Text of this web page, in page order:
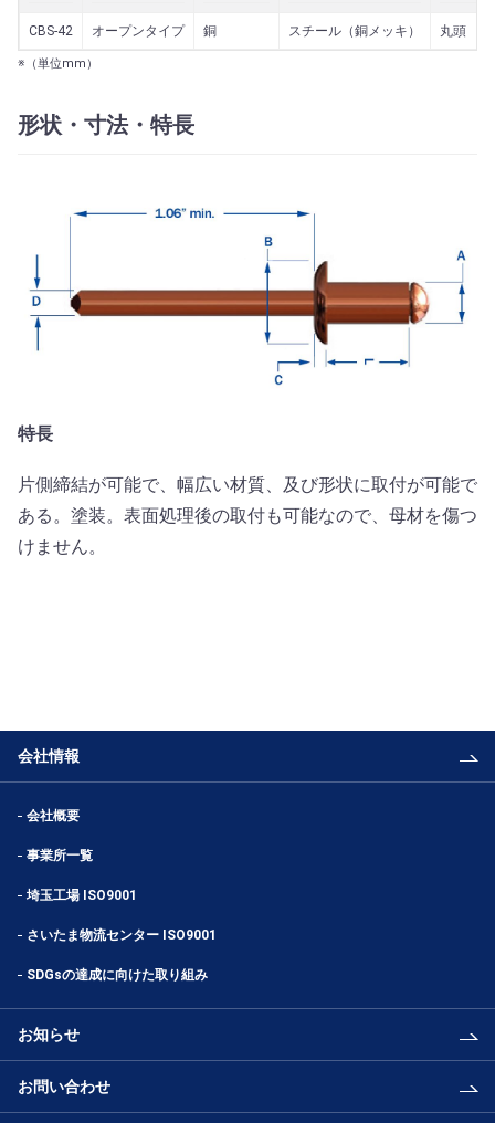
CBS-42 オープンタイプ 銅 スチール（銅メッキ） 丸頭
※（単位mm）
形状・寸法・特長
特長
片側締結が可能で、幅広い材質、及び形状に取付が可能で
ある。塗装。表面処理後の取付も可能なので、母材を傷つ
けません。
会社情報
会社概要
事業所一覧
埼玉工場 ISO9001
さいたま物流センター ISO9001
SDGsの達成に向けた取り組み
お知らせ
お問い合わせ